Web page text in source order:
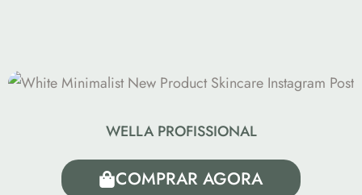
WELLA PROFISSIONAL
COMPRAR AGORA